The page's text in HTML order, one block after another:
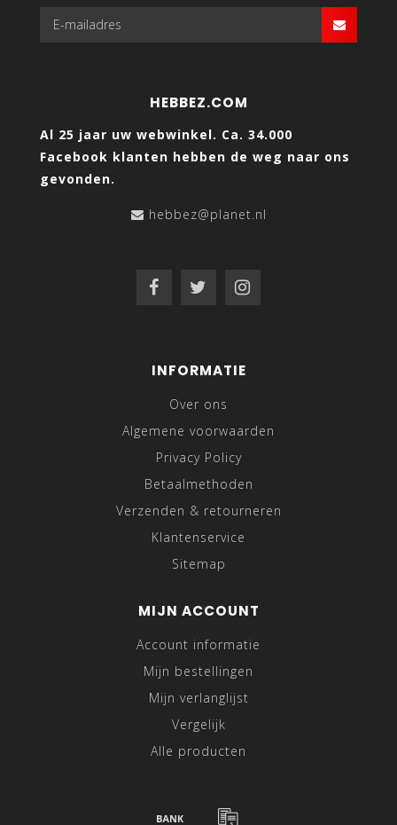
HEBBEZ.COM
Al 25 jaar uw webwinkel. Ca. 34.000
Facebook klanten hebben de weg naar ons
gevonden.
hebbez@planet.nl
INFORMATIE
Over ons
Algemene voorwaarden
Privacy Policy
Betaalmethoden
Verzenden & retourneren
Klantenservice
Sitemap
MIJN ACCOUNT
Account informatie
Mijn bestellingen
Mijn verlanglijst
Vergelijk
Alle producten